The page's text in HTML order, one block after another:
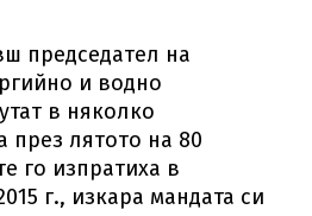
председател на
и водно
в няколко
през лятото на 80
го изпратиха в
г., изкара мандата си